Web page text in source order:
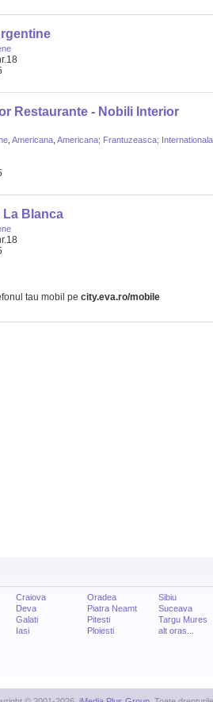
Restaurante - Nobili Interior
Americana Americana; Frantuzeasca;
La Blanca
tau mobil pe city.eva.ro/mobile
Craiova
Deva
Galati
Iasi
Oradea
Piatra Neamt
Pitesti
Ploiesti
Sibiu
Suceava
Targu Mures
alt oras...